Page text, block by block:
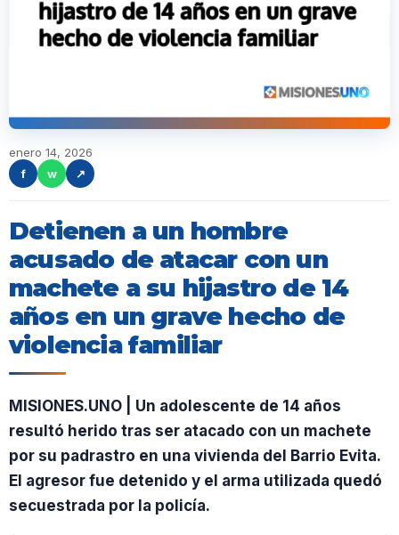
enero 14, 2026
f
w ↗
Detienen a un hombre
acusado de atacar con un
machete a su hijastro de 14
años en un grave hecho de
violencia familiar
MISIONES.UNO | Un adolescente de 14 años
resultó herido tras ser atacado con un machete
por su padrastro en una vivienda del Barrio Evita.
El agresor fue detenido y el arma utilizada quedó
secuestrada por la policía.